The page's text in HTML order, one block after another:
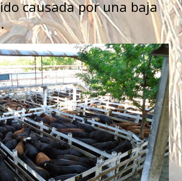
causada por una baja